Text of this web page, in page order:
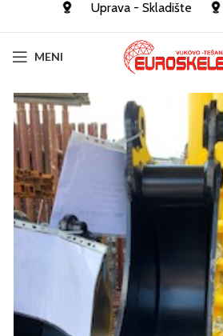
Uprava - Skladište
MENI